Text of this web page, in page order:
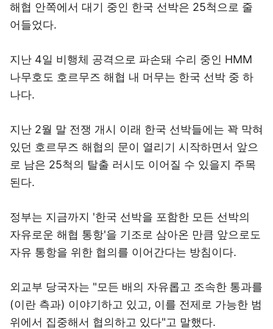
해협 안쪽에서 대기 중인 한국 선박은 25척으로 줄
어들었다.
지난 4일 비행체 공격으로 파손돼 수리 중인 HMM
나무호도 호르무즈 해협 내 머무는 한국 선박 중 하
나다.
지난 2월 말 전쟁 개시 이래 한국 선박들에는 꽉 막혀
있던 호르무즈 해협의 문이 열리기 시작하면서 앞으
로 남은 25척의 탈출 러시도 이어질 수 있을지 주목
된다.
정부는 지금까지 '한국 선박을 포함한 모든 선박의
자유로운 해협 통항'을 기조로 삼아온 만큼 앞으로도
자유 통항을 위한 협의를 이어간다는 방침이다.
외교부 당국자는 "모든 배의 자유롭고 조속한 통과를
(이란 측과) 이야기하고 있고, 이를 전제로 가능한 범
위에서 집중해서 협의하고 있다"고 말했다.